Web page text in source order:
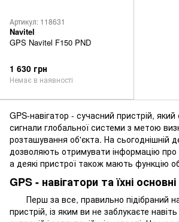
Артикул: 118631
Navitel
GPS Navitel F150 PND
1 630 грн
Немає в наявності
GPS-навігатор - сучасний пристрій,
сигнали глобальної системи з метою
розташування об'єкта. На сьогоднішній
дозволяють отримувати інформацію
а деякі пристрої також мають функцію
GPS - навігатори та їхні
Перш за все, правильно підібраний
пристрій, із яким ви не заблукаєте